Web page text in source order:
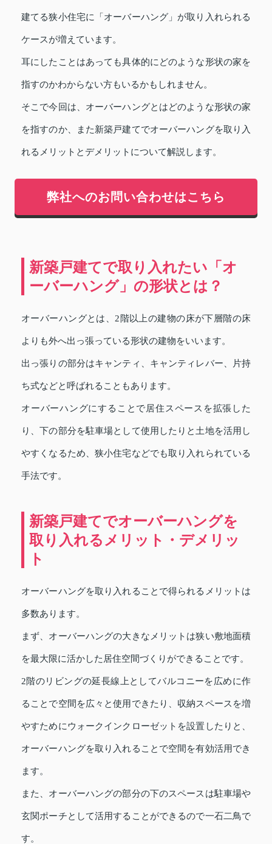
建てる狭小住宅に「オーバーハング」が取り入れられる
ケースが増えています。
耳にしたことはあっても具体的にどのような形状の家を
指すのかわからない方もいるかもしれません。
そこで今回は、オーバーハングとはどのような形状の家
を指すのか、また新築戸建てでオーバーハングを取り入
れるメリットとデメリットについて解説します。
弊社へのお問い合わせはこちら
新築戸建てで取り入れたい「オ
ーバーハング」の形状とは？
オーバーハングとは、2階以上の建物の床が下層階の床
よりも外へ出っ張っている形状の建物をいいます。
出っ張りの部分はキャンティ、キャンティレバー、片持
ち式などと呼ばれることもあります。
オーバーハングにすることで居住スペースを拡張した
り、下の部分を駐車場として使用したりと土地を活用し
やすくなるため、狭小住宅などでも取り入れられている
手法です。
新築戸建てでオーバーハングを
取り入れるメリット・デメリッ
ト
オーバーハングを取り入れることで得られるメリットは
多数あります。
まず、オーバーハングの大きなメリットは狭い敷地面積
を最大限に活かした居住空間づくりができることです。
2階のリビングの延長線上としてバルコニーを広めに作
ることで空間を広々と使用できたり、収納スペースを増
やすためにウォークインクローゼットを設置したりと、
オーバーハングを取り入れることで空間を有効活用でき
ます。
また、オーバーハングの部分の下のスペースは駐車場や
玄関ポーチとして活用することができるので一石二鳥で
す。